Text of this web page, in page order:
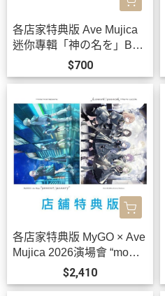
各店家特典版 Ave Mujica
迷你專輯「神の名を」Ban
G Dream! *10/21發售! 早期
0903
$700
各店家特典版 MyGO × Ave
Mujica 2026演場會 “mome
nt / memory” 藍光BD 特裝
盤 BanG Dream! *9/30發
$2,410